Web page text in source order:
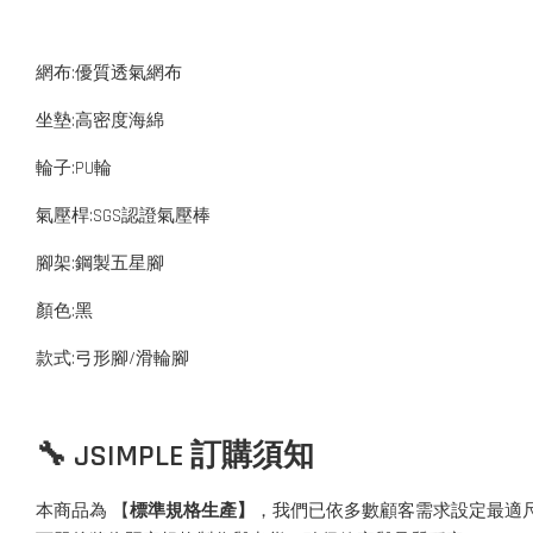
網布:優質透氣網布
坐墊:高密度海綿
輪子:PU輪
氣壓桿:SGS認證氣壓棒
腳架:鋼製五星腳
顏色:黑
款式:弓形腳/滑輪腳
🔧 JSIMPLE 訂購須知
本商品為 【標準規格生產】
，我們已依多數顧客需求設定最適